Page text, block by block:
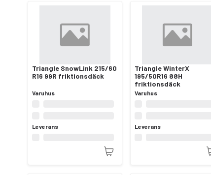
Triangle SnowLink 215/60
R16 99R friktionsdäck
Varuhus
Leverans
Triangle WinterX
195/50R16 88H
friktionsdäck
Varuhus
Leverans